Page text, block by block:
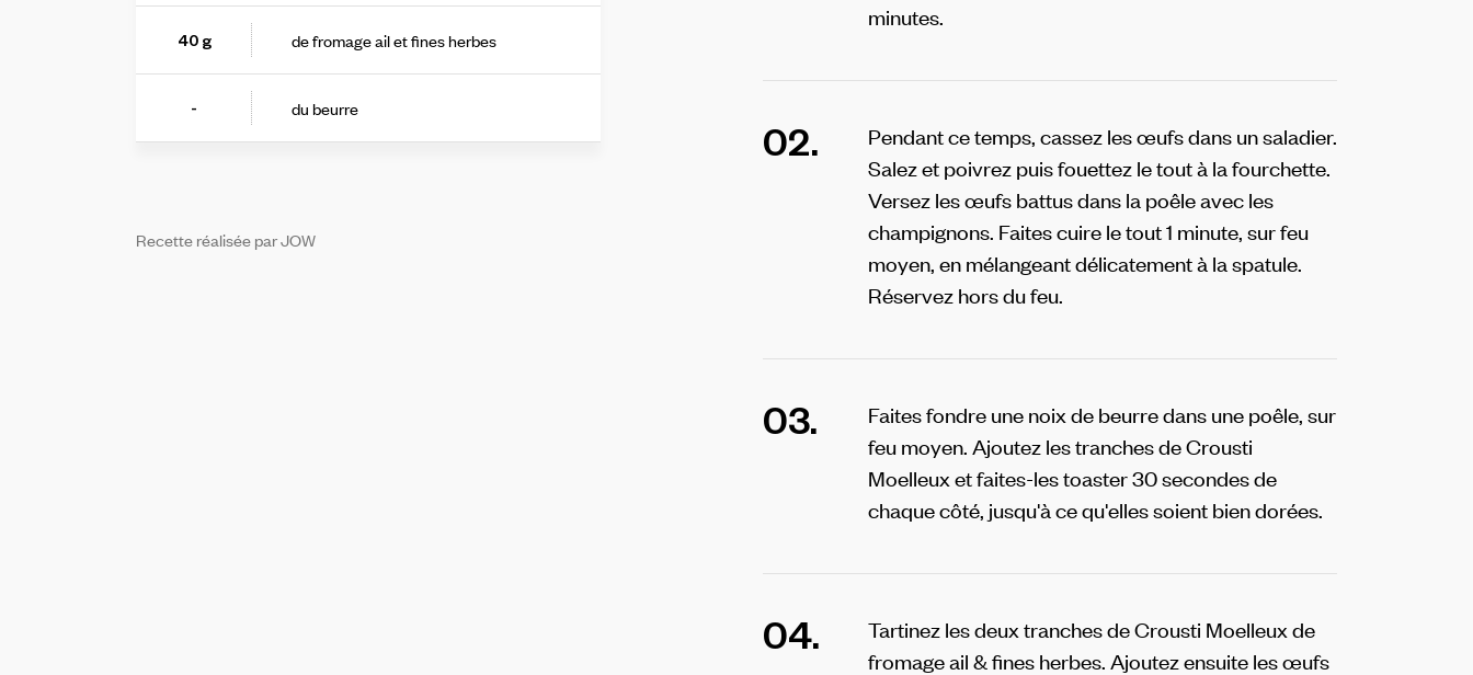
40g de fromage ail et fines herbes
- du beurre
Recette réalisée par JOW
minutes.
02.
Pendant ce temps, cassez les œufs dans un saladier.
Salez et poivrez puis fouettez le tout à la fourchette.
Versez les œufs battus dans la poêle avec les
champignons. Faites cuire le tout 1 minute, sur feu
moyen, en mélangeant délicatement à la spatule.
Réservez hors du feu.
03.
Faites fondre une noix de beurre dans une poêle, sur
feu moyen. Ajoutez les tranches de Crousti
Moelleux et faites-les toaster 30 secondes de
chaque côté, jusqu'à ce qu'elles soient bien dorées.
04.
Tartinez les deux tranches de Crousti Moelleux de
fromage ail & fines herbes. Ajoutez ensuite les œufs